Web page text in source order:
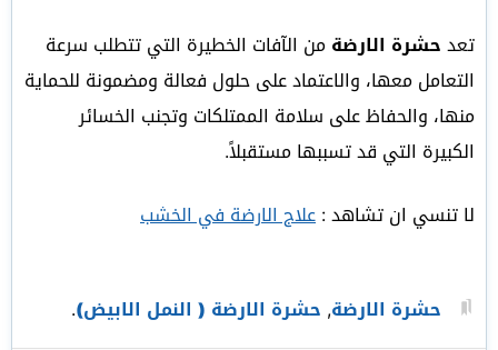
تعدحشرة الارضةمن الآفات الخطيرة التي تتطلب سرعة
التعامل معها، والاعتماد على حلول فعالة ومضمونة للحماية
منها، والحفاظ على سلامة الممتلكات وتجنب الخسائر
الكبيرة التي قد تسببها مستقبلاً.
لا تنسي ان تشاهد :علاج الارضة في الخشب
حشرة الارضة, حشرة الارضة ( النمل الابيض).